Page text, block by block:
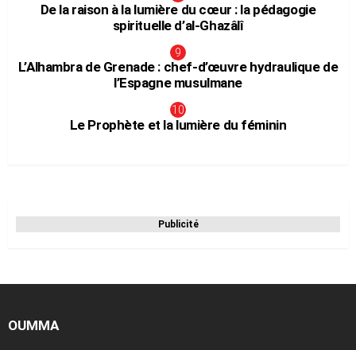
De la raison à la lumière du cœur : la pédagogie
spirituelle d’al-Ghazâlî
L’Alhambra de Grenade : chef-d’œuvre hydraulique de
l’Espagne musulmane
Le Prophète et la lumière du féminin
Publicité
OUMMA